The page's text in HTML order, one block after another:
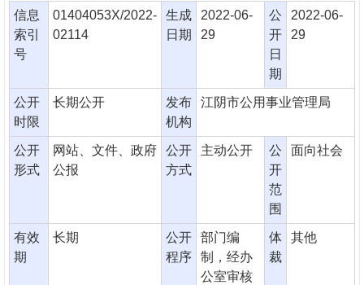
信息
索引
号
01404053X/2022-
02114
生成
日期
2022-06-
29
公
开
日
期
2022-06-
29
公开
时限
长期公开
发布
机构
江阴市公用事业管理局
公开
形式
网站、文件、政府
公报
公开
方式
主动公开
公
开
范
围
面向社会
有效
期
长期
公开
程序
部门编
制，经办
公室审核
体
裁
其他